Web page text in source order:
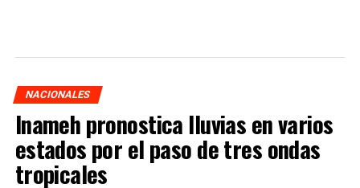
NACIONALES
Inameh pronostica lluvias en varios
estados por el paso de tres ondas
tropicales